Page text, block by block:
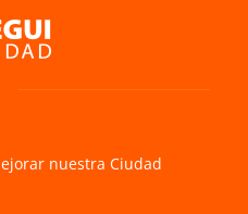
nuestra Ciudad